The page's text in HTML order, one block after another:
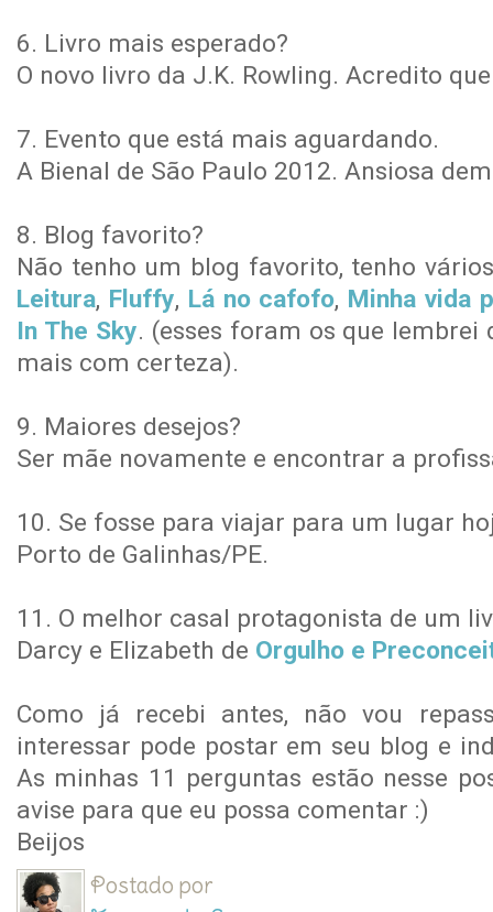
6. Livro mais esperado?
O novo livro da J.K. Rowling. Acredito
7. Evento que está mais aguardando.
A Bienal de São Paulo 2012. Ansiosa
8. Blog favorito?
Não tenho um blog favorito, tenho
Leitura, Fluffy, Lá no cafofo, Minha vida
In The Sky. (esses foram os que
mais com certeza).
9. Maiores desejos?
Ser mãe novamente e encontrar a
10. Se fosse para viajar para um lugar
Porto de Galinhas/PE.
11. O melhor casal protagonista de um
Darcy e Elizabeth de Orgulho e
Como já recebi antes, não vou
interessar pode postar em seu blog e
As minhas 11 perguntas estão nesse
avise para que eu possa comentar :)
Beijos
Postado por